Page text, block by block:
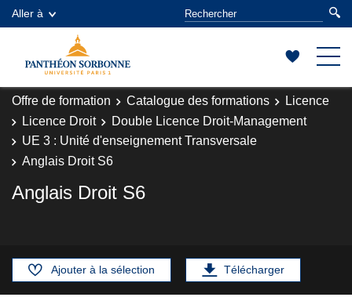
Aller à
Offre de formation Catalogue des formations
Licence
Licence Droit
Double Licence Droit-Management
UE 3 : Unité d'enseignement Transversale
Anglais Droit S6
Anglais Droit S6
Ajouter à la sélection Télécharger